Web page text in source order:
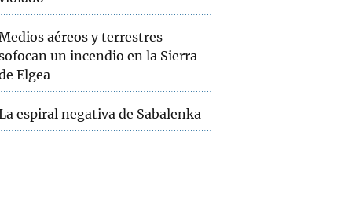
aéreos y terrestres
un incendio en la Sierra
Elgea
espiral negativa de Sabalenka